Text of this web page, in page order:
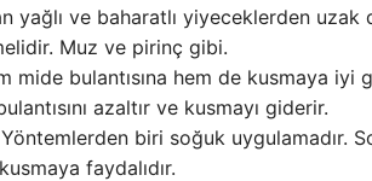
yağlı ve baharatlı yiyeceklerden
Muz ve pirinç gibi.
mide bulantısına hem de kusmaya iyi
azaltır ve kusmayı giderir.
Yöntemlerden biri soğuk uygulamadır.
faydalıdır.